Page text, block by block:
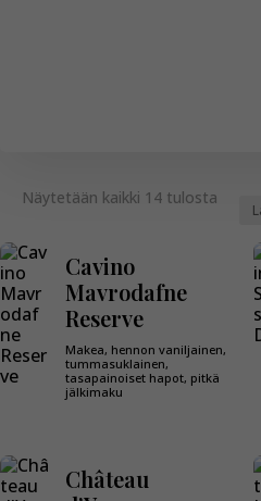
Näytetään kaikki 14 tulosta
Cavino
Mavrodafne
Reserve
Makea, hennon vaniljainen,
tummasuklainen,
tasapainoiset hapot, pitkä
jälkimaku
Château